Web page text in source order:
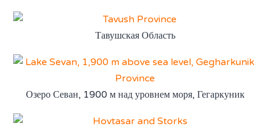
Тавушская Область
Озеро Севан, 1900 м над уровнем моря, Гегаркуник